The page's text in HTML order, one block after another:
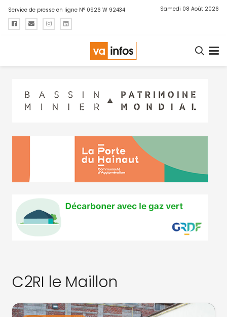
Service de presse en ligne N° 0926 W 92434 Samedi 08 Août 2026
C2RI le Maillon